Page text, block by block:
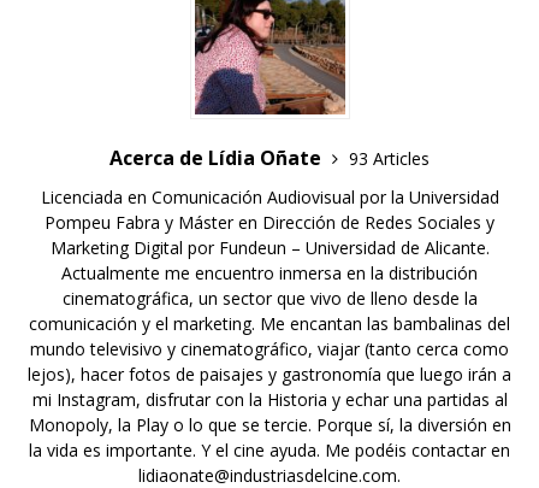
Acerca de Lídia Oñate
93 Articles
Licenciada en Comunicación Audiovisual por la Universidad
Pompeu Fabra y Máster en Dirección de Redes Sociales y
Marketing Digital por Fundeun – Universidad de Alicante.
Actualmente me encuentro inmersa en la distribución
cinematográfica, un sector que vivo de lleno desde la
comunicación y el marketing. Me encantan las bambalinas del
mundo televisivo y cinematográfico, viajar (tanto cerca como
lejos), hacer fotos de paisajes y gastronomía que luego irán a
mi Instagram, disfrutar con la Historia y echar una partidas al
Monopoly, la Play o lo que se tercie. Porque sí, la diversión en
la vida es importante. Y el cine ayuda. Me podéis contactar en
lidiaonate@industriasdelcine.com.